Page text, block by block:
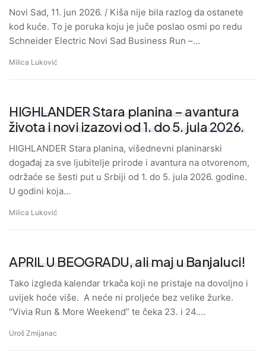
Novi Sad, 11. jun 2026. / Kiša nije bila razlog da ostanete
kod kuće. To je poruka koju je juče poslao osmi po redu
Schneider Electric Novi Sad Business Run –…
Milica Luković
HIGHLANDER Stara planina – avantura
života i novi izazovi od 1. do 5. jula 2026.
HIGHLANDER Stara planina, višednevni planinarski
događaj za sve ljubitelje prirode i avantura na otvorenom,
održaće se šesti put u Srbiji od 1. do 5. jula 2026. godine.
U godini koja…
Milica Luković
APRIL U BEOGRADU, ali maj u Banjaluci!
Tako izgleda kalendar trkača koji ne pristaje na dovoljno i
uvijek hoće više. A neće ni proljeće bez velike žurke.
“Vivia Run & More Weekend” te čeka 23. i 24.…
Uroš Zmijanac